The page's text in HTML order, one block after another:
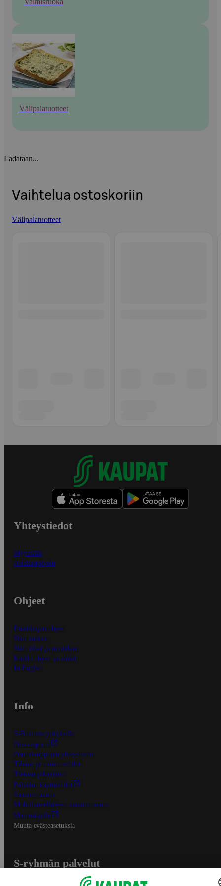
Välipalatuotteet
Ladataan...
Vaihtelua ostoskoriin
Välipalatuotteet
Yhteystiedot
Myymälät
Asiakaspalvelu
Ohjeet
Ensitilaajan ohjeet
Näin maksat
Näin tilaat ja muokkaat
Kaikki ohjeet ja vinkit
In English
Info
S-Business yrityksille
Oiva-raportit
Osuuskauppojen yhteystiedot
Tilaus- ja toimitusehdot
Tietosuojakäytäntö
Palvelun käyttöehdot
Saavutettavuus
Mobiilisovelluksen saavutettavuus
Mainostajalle
Muuta evästeasetuksia
S-ryhmän palvelut